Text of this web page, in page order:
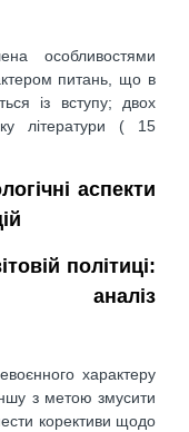
особливостями
питань, що в
із вступу; двох
літератури ( 15
аспекти
політиці:
аналіз
характеру
з метою змусити
корективи щодо